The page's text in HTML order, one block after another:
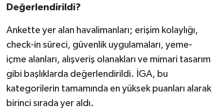
Değerlendirildi?
Ankette yer alan havalimanları; erişim kolaylığı,
check-in süreci, güvenlik uygulamaları, yeme-
içme alanları, alışveriş olanakları ve mimari tasarım
gibi başlıklarda değerlendirildi. İGA, bu
kategorilerin tamamında en yüksek puanları alarak
birinci sırada yer aldı.